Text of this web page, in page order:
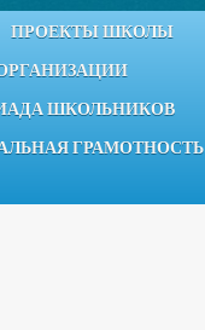
ПРОЕКТЫ ШКОЛЫ
ШКОЛЬНИКОВ
ГРАМОТНОСТЬ